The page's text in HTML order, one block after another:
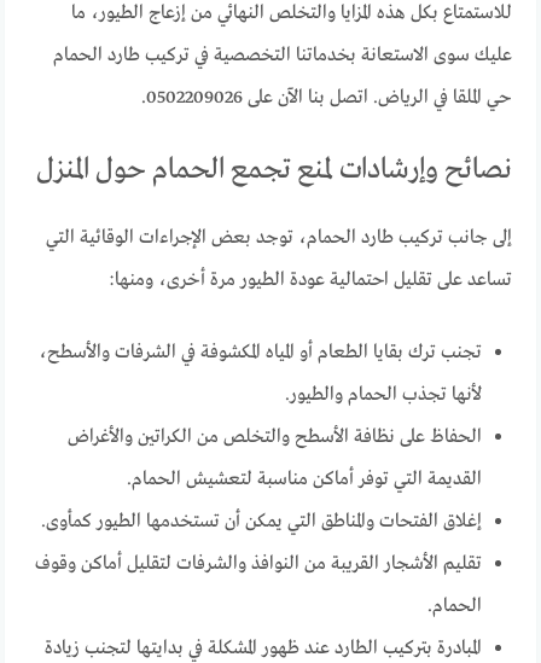
للاستمتاع بكل هذه المزايا والتخلص النهائي من إزعاج الطيور، ما
عليك سوى الاستعانة بخدماتنا التخصصية في تركيب طارد الحمام
حي الملقا في الرياض. اتصل بنا الآن على 0502209026.
نصائح وإرشادات لمنع تجمع الحمام حول المنزل
إلى جانب تركيب طارد الحمام، توجد بعض الإجراءات الوقائية التي
تساعد على تقليل احتمالية عودة الطيور مرة أخرى، ومنها:
تجنب ترك بقايا الطعام أو المياه المكشوفة في الشرفات والأسطح،
لأنها تجذب الحمام والطيور.
الحفاظ على نظافة الأسطح والتخلص من الكراتين والأغراض
القديمة التي توفر أماكن مناسبة لتعشيش الحمام.
إغلاق الفتحات والمناطق التي يمكن أن تستخدمها الطيور كمأوى.
تقليم الأشجار القريبة من النوافذ والشرفات لتقليل أماكن وقوف
الحمام.
المبادرة بتركيب الطارد عند ظهور المشكلة في بدايتها لتجنب زيادة